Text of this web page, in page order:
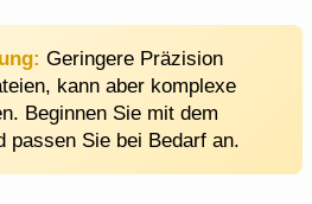
Geringere Präzision
kann aber komplexe
Beginnen Sie mit dem
passen Sie bei Bedarf an.